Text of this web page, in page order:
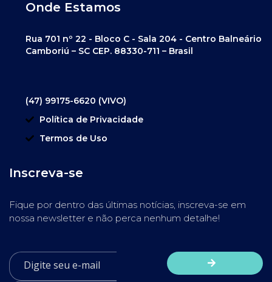
Onde Estamos
Rua 701 nº 22 - Bloco C - Sala 204 - Centro Balneário
Camboriú – SC CEP. 88330-711 – Brasil
(47) 99175-6620 (VIVO)
Política de Privacidade
Termos de Uso
Inscreva-se
Fique por dentro das últimas notícias, inscreva-se em
nossa newsletter e não perca nenhum detalhe!